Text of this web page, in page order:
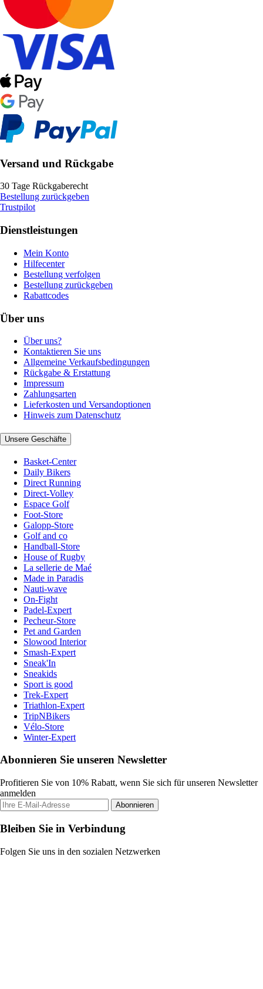
Versand und Rückgabe
30 Tage Rückgaberecht
Bestellung zurückgeben
Trustpilot
Dienstleistungen
Mein Konto
Hilfecenter
Bestellung verfolgen
Bestellung zurückgeben
Rabattcodes
Über uns
Über uns?
Kontaktieren Sie uns
Allgemeine Verkaufsbedingungen
Rückgabe & Erstattung
Impressum
Zahlungsarten
Lieferkosten und Versandoptionen
Hinweis zum Datenschutz
Unsere Geschäfte
Basket-Center
Daily Bikers
Direct Running
Direct-Volley
Espace Golf
Foot-Store
Galopp-Store
Golf and co
Handball-Store
House of Rugby
La sellerie de Maé
Made in Paradis
Nauti-wave
On-Fight
Padel-Expert
Pecheur-Store
Pet and Garden
Slowood Interior
Smash-Expert
Sneak'In
Sneakids
Sport is good
Trek-Expert
Triathlon-Expert
TripNBikers
Vélo-Store
Winter-Expert
Abonnieren Sie unseren Newsletter
Profitieren Sie von 10% Rabatt, wenn Sie sich für unseren Newsletter
anmelden
Abonnieren
Bleiben Sie in Verbindung
Folgen Sie uns in den sozialen Netzwerken